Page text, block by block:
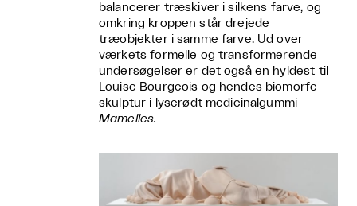
balancerer træskiver i silkens farve, og
omkring kroppen står drejede
træobjekter i samme farve. Ud over
værkets formelle og transformerende
undersøgelser er det også en hyldest til
Louise Bourgeois og hendes biomorfe
skulptur i lyserødt medicinalgummi
Mamelles.